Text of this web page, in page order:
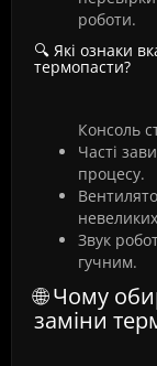
роботи.
🔍 Які ознаки
термопасти?
Консоль
Часті
процесу.
Звук
гучним.
🌐 Чому
заміни